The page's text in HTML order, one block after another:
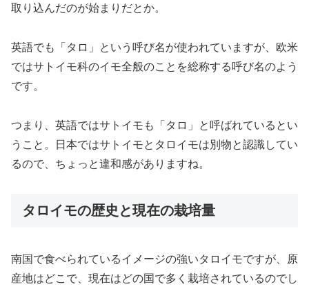
取り込んだのが始まりだとか。
英語でも「タロ」という呼び名が使われていますが、欧米
ではサトイモ科のイモ全般のことを総称する呼び名のよう
です。
つまり、英語ではサトイモも「タロ」と呼ばれているとい
うこと。日本ではサトイモとタロイモは別物と認識してい
るので、ちょっと違和感がありますね。
タロイモの歴史と現在の栽培量
南国で食べられているイメージの強いタロイモですが、原
産地はどこで、現在はどの国で多く栽培されているのでし